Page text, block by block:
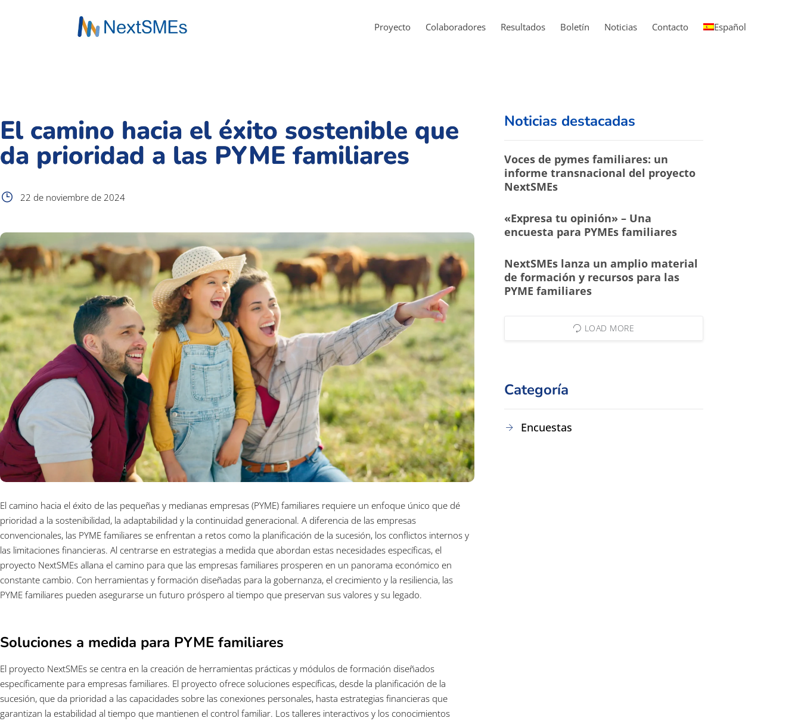
Proyecto Colaboradores Resultados Boletín Noticias Contacto Español
El camino hacia el éxito sostenible que
da prioridad a las PYME familiares
22 de noviembre de 2024
El camino hacia el éxito de las pequeñas y medianas empresas (PYME) familiares requiere un enfoque único que dé
prioridad a la sostenibilidad, la adaptabilidad y la continuidad generacional. A diferencia de las empresas
convencionales, las PYME familiares se enfrentan a retos como la planificación de la sucesión, los conflictos internos y
las limitaciones financieras. Al centrarse en estrategias a medida que abordan estas necesidades específicas, el
proyecto NextSMEs allana el camino para que las empresas familiares prosperen en un panorama económico en
constante cambio. Con herramientas y formación diseñadas para la gobernanza, el crecimiento y la resiliencia, las
PYME familiares pueden asegurarse un futuro próspero al tiempo que preservan sus valores y su legado.
Soluciones a medida para PYME familiares
El proyecto NextSMEs se centra en la creación de herramientas prácticas y módulos de formación diseñados
específicamente para empresas familiares. El proyecto ofrece soluciones específicas, desde la planificación de la
sucesión, que da prioridad a las capacidades sobre las conexiones personales, hasta estrategias financieras que
garantizan la estabilidad al tiempo que mantienen el control familiar. Los talleres interactivos y los conocimientos
Noticias destacadas
Voces de pymes familiares: un
informe transnacional del proyecto
NextSMEs
«Expresa tu opinión» – Una
encuesta para PYMEs familiares
NextSMEs lanza un amplio material
de formación y recursos para las
PYME familiares
LOAD MORE
Categoría
Encuestas